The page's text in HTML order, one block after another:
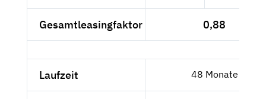
Gesamtleasingfaktor 0,88
Laufzeit 48 Monate